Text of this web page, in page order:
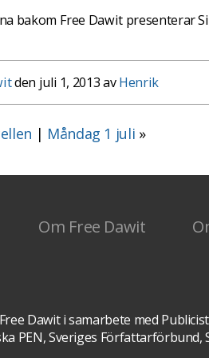
bakom Free Dawit presenterar
den juli 1, 2013 avHenrik
| Måndag 1 juli »
Om Free Dawit
Dawit i samarbete med
PEN, Sveriges